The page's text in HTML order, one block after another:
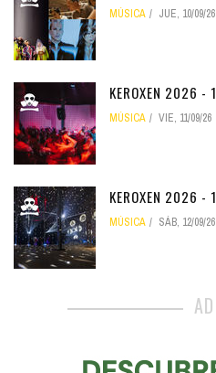
MÚSICA JUE, 10/09/26
KEROXEN 2026 -
MÚSICA VIE, 11/09/26
KEROXEN 2026 -
MÚSICA SÁB, 12/09/26
AD